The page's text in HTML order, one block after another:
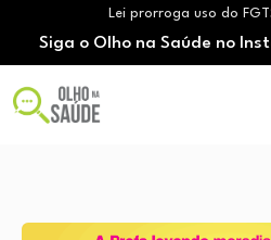
Lei prorroga uso do
Brasil registra alta taxa de
O Monte Tabor
Aleitamento materno: Salvador
Medicamento incorporado
Siga o Olho na Saúde no